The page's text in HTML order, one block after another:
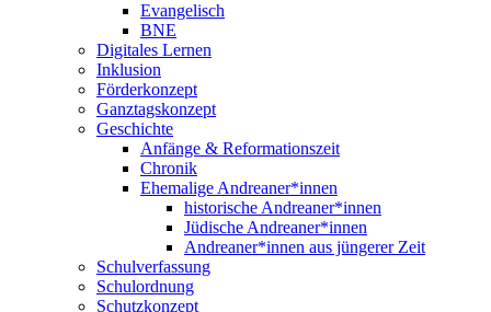
Evangelisch
BNE
Digitales Lernen
Inklusion
Förderkonzept
Ganztagskonzept
Geschichte
Anfänge & Reformationszeit
Chronik
Ehemalige Andreaner*innen
historische Andreaner*innen
Jüdische Andreaner*innen
Andreaner*innen aus jüngerer Zeit
Schulverfassung
Schulordnung
Schutzkonzept